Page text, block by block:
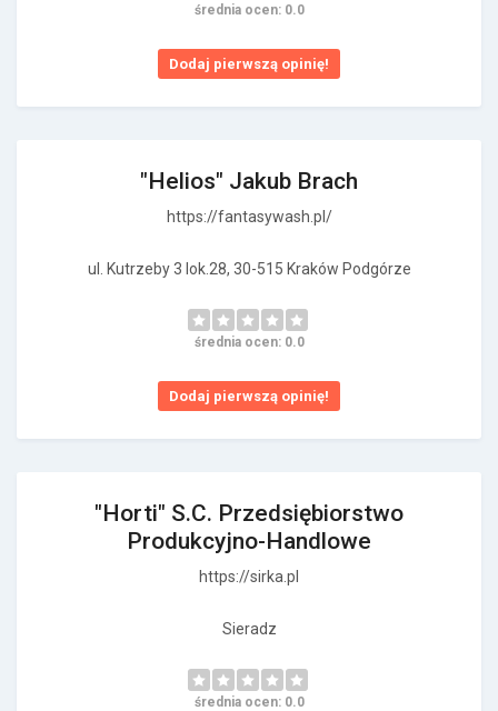
średnia ocen: 0.0
Dodaj pierwszą opinię!
"Helios" Jakub Brach
https://fantasywash.pl/
ul. Kutrzeby 3 lok.28, 30-515 Kraków Podgórze
średnia ocen: 0.0
Dodaj pierwszą opinię!
"Horti" S.C. Przedsiębiorstwo
Produkcyjno-Handlowe
https://sirka.pl
Sieradz
średnia ocen: 0.0